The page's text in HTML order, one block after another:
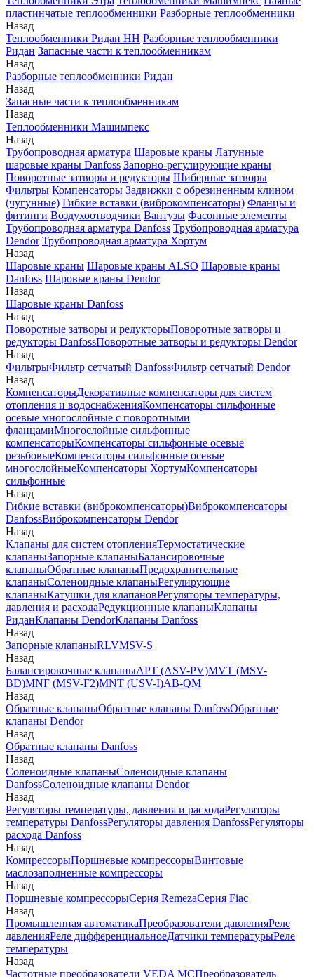
пластинчатые теплообменники Разборные теплообменники
Назад
Теплообменники Ридан НН Разборные теплообменники
Ридан Запасные части к теплообменникам
Назад
Разборные теплообменники Ридан
Назад
Запасные части к теплообменникам
Назад
Теплообменники Машимпекс
Назад
Трубопроводная арматура Шаровые краны Латунные
шаровые краны Danfoss Запорно-регулирующие краны
Поворотные затворы и редукторы Шиберные затворы
Фильтры Компенсаторы Задвижки с обрезиненным клином
(чугунные) Гибкие вставки (виброкомпенсаторы) Фланцы и
фитинги Воздухоотводчики Вантузы Фасонные элементы
Трубопроводная арматура Danfoss Трубопроводная арматура
Dendor Трубопроводная арматура Хортум
Назад
Шаровые краны Шаровые краны ALSO Шаровые краны
Danfoss Шаровые краны Dendor
Назад
Шаровые краны Danfoss
Назад
Поворотные затворы и редукторыПоворотные затворы и
редукторы DanfossПоворотные затворы и редукторы Dendor
Назад
ФильтрыФильтр сетчатый DanfossФильтр сетчатый Dendor
Назад
КомпенсаторыДекоративные компенсаторы для систем
отопления и водоснабженияКомпенсаторы сильфонные
осевые многослойные с поворотными
фланцамиМногослойные сильфонные
компенсаторыКомпенсаторы сильфонные осевые
резьбовыеКомпенсаторы сильфонные осевые
многослойныеКомпенсаторы ХортумКомпенсаторы
сильфонные
Назад
Гибкие вставки (виброкомпенсаторы)Виброкомпенсаторы
DanfossВиброкомпенсаторы Dendor
Назад
Клапаны для систем отопленияТермостатические
клапаныЗапорные клапаныБалансировочные
клапаныОбратные клапаныПредохранительные
клапаныСоленоидные клапаныРегулирующие
клапаныКатушки для клапановРегуляторы температуры,
давления и расходаРедукционные клапаныКлапаны
РиданКлапаны DendorКлапаны Danfoss
Назад
Запорные клапаныRLVMSV-S
Назад
Балансировочные клапаныAPT (ASV-PV)MVT (MSV-
BD)MNF (MSV-F2)MNT (USV-I)AB-QM
Назад
Обратные клапаныОбратные клапаны DanfossОбратные
клапаны Dendor
Назад
Обратные клапаны Danfoss
Назад
Соленоидные клапаныСоленоидные клапаны
DanfossСоленоидные клапаны Dendor
Назад
Регуляторы температуры, давления и расходаРегуляторы
температуры DanfossРегуляторы давления DanfossРегуляторы
расхода Danfoss
Назад
КомпрессорыПоршневые компрессорыВинтовые
маслозаполненные компрессоры
Назад
Поршневые компрессорыСерия RemezaСерия Fiac
Назад
Промышленная автоматикаПреобразователи давленияРеле
давленияРеле дифференциальноеДатчики температурыРеле
температуры
Назад
Частотные преобразователи VEDA MCПреобразователь